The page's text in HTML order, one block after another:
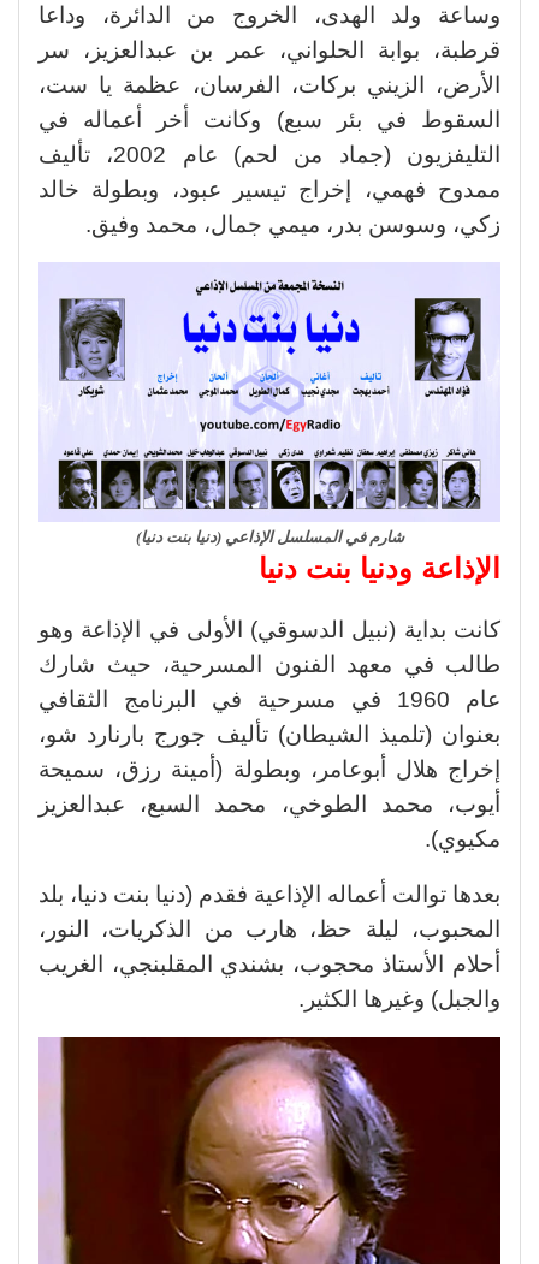
وساعة ولد الهدى، الخروج من الدائرة، وداعا
قرطبة، بوابة الحلواني، عمر بن عبدالعزيز، سر
الأرض، الزيني بركات، الفرسان، عظمة يا ست،
السقوط في بئر سبع) وكانت أخر أعماله في
التليفزيون (جماد من لحم) عام 2002، تأليف
ممدوح فهمي، إخراج تيسير عبود، وبطولة خالد
زكي، وسوسن بدر، ميمي جمال، محمد وفيق.
شارم في المسلسل الإذاعي (دنيا بنت دنيا)
الإذاعة ودنيا بنت دنيا
كانت بداية (نبيل الدسوقي) الأولى في الإذاعة وهو
طالب في معهد الفنون المسرحية، حيث شارك
عام 1960 في مسرحية في البرنامج الثقافي
بعنوان (تلميذ الشيطان) تأليف جورج بارنارد شو،
إخراج هلال أبوعامر، وبطولة (أمينة رزق، سميحة
أيوب، محمد الطوخي، محمد السبع، عبدالعزيز
مكيوي).
بعدها توالت أعماله الإذاعية فقدم (دنيا بنت دنيا، بلد
المحبوب، ليلة حظ، هارب من الذكريات، النور،
أحلام الأستاذ محجوب، بشندي المقلبنجي، الغريب
والجبل) وغيرها الكثير.